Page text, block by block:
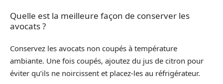
Quelle est la meilleure façon de conserver les
avocats ?
Conservez les avocats non coupés à température
ambiante. Une fois coupés, ajoutez du jus de citron pour
éviter qu’ils ne noircissent et placez-les au réfrigérateur.